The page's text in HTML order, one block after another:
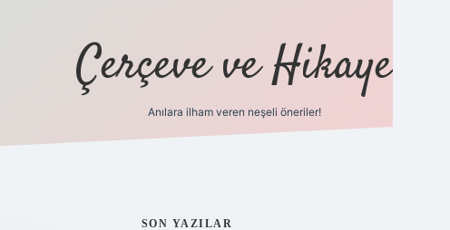
Çerçeve ve Hikaye
Anılara ilham veren neşeli öneriler!
SON YAZILAR